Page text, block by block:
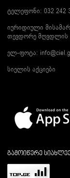
ტელეფონი: 032 242
იურიდიული
თევდორე მღვდლის
ელ-ფოტა:
სიელის აქციები
გამოიწერე